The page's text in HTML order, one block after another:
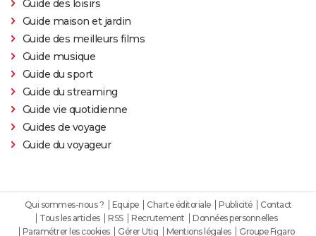
Guide des loisirs
Guide maison et jardin
Guide des meilleurs films
Guide musique
Guide du sport
Guide du streaming
Guide vie quotidienne
Guides de voyage
Guide du voyageur
Qui sommes-nous ? Equipe Charte éditoriale Publicité
Contact
Tous les articles
RSS Recrutement
Données personnelles
Paramétrer les cookies
Gérer Utiq Mentions légales Groupe Figaro